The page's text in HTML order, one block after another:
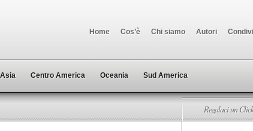
Home Cos’è Chi siamo Autori
Asia Centro America Oceania Sud America
Regalaci un